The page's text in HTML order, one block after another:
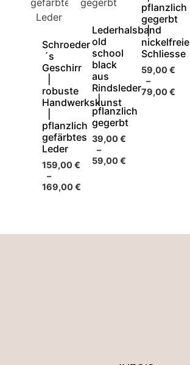
Schroeder
´s
Geschirr
robuste
Handwerkskunst
pflanzlich
gefärbtes
Leder
159,00€
–
169,00€
Lederhalsband
old
school
black
aus
Rindsleder
|
pflanzlich
gegerbt
39,00€
–
59,00€
pflanzlich
gegerbt
|
nickelfreie
Schliesse
59,00€
–
79,00€